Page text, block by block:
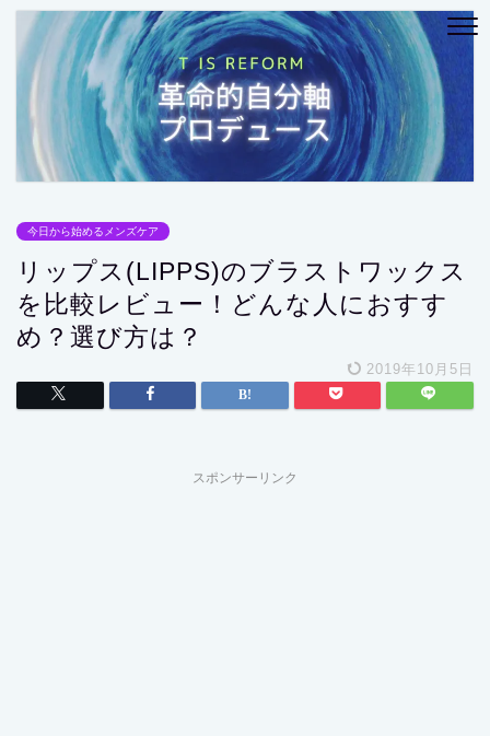
今日から始めるメンズケア
リップス(LIPPS)のブラストワックス
を比較レビュー！どんな人におすす
め？選び方は？
2019年10月5日
スポンサーリンク